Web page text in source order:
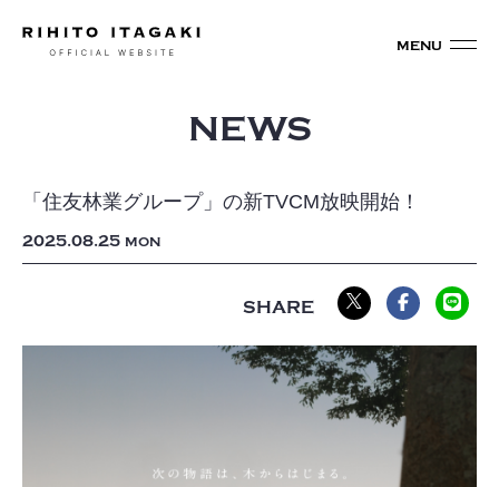
NEWS
「住友林業グループ」の新TVCM放映開始！
2025 08 25 MON